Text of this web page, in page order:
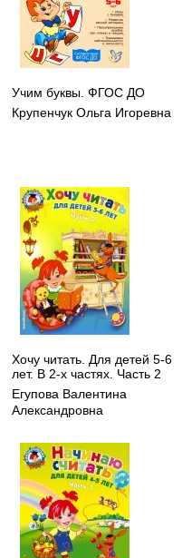
Учим буквы. ФГОС ДО
Крупенчук Ольга Игоревна
Хочу читать. Для детей 5-6
лет. В 2-х частях. Часть 2
Егупова Валентина
Александровна